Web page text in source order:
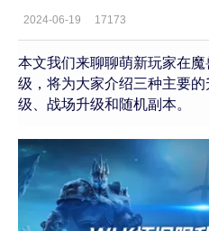
2024-06-19 17173
本文我们来聊聊萌新玩家在
级，将为大家介绍三种主要
级、战场升级和随机副本。